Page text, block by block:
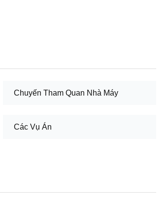
Chuyến Tham Quan Nhà Máy
Các Vụ Án